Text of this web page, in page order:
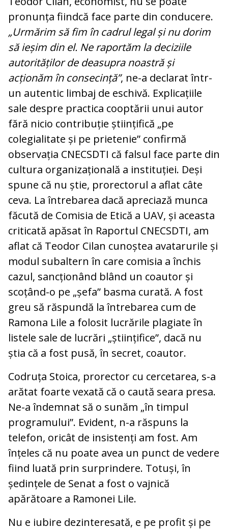
pronunța fiindcă face parte din conducere.
„Urmărim să fim în cadrul legal și nu dorim
să ieșim din el. Ne raportăm la deciziile
autorităților de deasupra noastră și
acționăm în consecință”, ne-a declarat într-
un autentic limbaj de eschivă. Explicațiile
sale despre practica cooptării unui autor
fără nicio contribuție științifică „pe
colegialitate și pe prietenie” confirmă
observația CNECSDTI că falsul face parte din
cultura organizațională a instituției. Deși
spune că nu știe, prorectorul a aflat câte
ceva. La întrebarea dacă apreciază munca
făcută de Comisia de Etică a UAV, și aceasta
criticată apăsat în Raportul CNECSDTI, am
aflat că Teodor Cilan cunoștea avatarurile și
modul subaltern în care comisia a închis
cazul, sancționând blând un coautor și
scoțând-o pe „șefa” basma curată. A fost
greu să răspundă la întrebarea cum de
Ramona Lile a folosit lucrările plagiate în
listele sale de lucrări „științifice”, dacă nu
știa că a fost pusă, în secret, coautor.
Codruța Stoica, prorector cu cercetarea, s-a
arătat foarte vexată că o caută seara presa.
Ne-a îndemnat să o sunăm „în timpul
programului”. Evident, n-a răspuns la
telefon, oricât de insistenți am fost. Am
înțeles că nu poate avea un punct de vedere
fiind luată prin surprindere. Totuși, în
ședințele de Senat a fost o vajnică
apărătoare a Ramonei Lile.
Nu e iubire dezinteresată, e pe profit și pe